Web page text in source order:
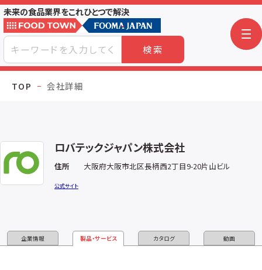
未来の食品業界をこれひとつで解決
検索
TOP 会社詳細
ロバテックジャパン株式会社
住所 大阪府大阪市北区長柄西2丁目9-20片山ビル
公式サイト
企業情報 製品・サービス カタログ 動画